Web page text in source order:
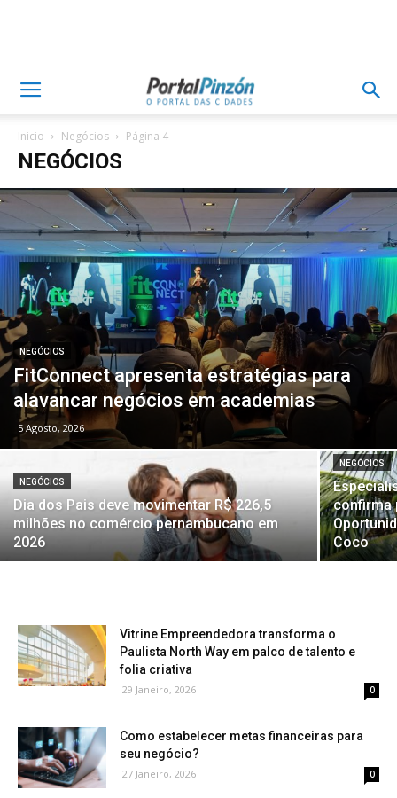
Inicio Negócios Página 4
NEGÓCIOS
NEGÓCIOS
FitConnect apresenta estratégias para
alavancar negócios em academias
5 Agosto, 2026
NEGÓCIOS
Dia dos Pais deve movimentar R$ 226,5
milhões no comércio pernambucano em
2026
NEGÓCIOS
confirma
Coco
Vitrine Empreendedora transforma o
Paulista North Way em palco de talento e
folia criativa
29 Janeiro, 2026 0
Como estabelecer metas financeiras para
seu negócio?
27 Janeiro, 2026 0